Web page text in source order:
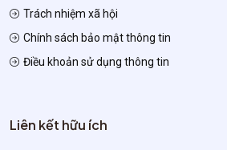
Trách nhiệm xã hội
Chính sách bảo mật thông tin
Điều khoản sử dụng thông tin
Liên kết hữu ích